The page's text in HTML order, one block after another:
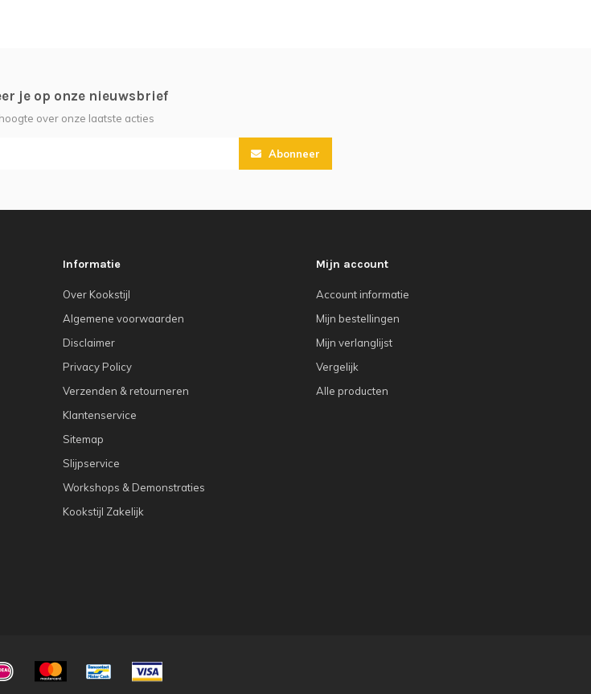
je op onze nieuwsbrief
over onze laatste acties
Abonneer
Informatie
Over Kookstijl
Algemene voorwaarden
Disclaimer
Privacy Policy
Verzenden & retourneren
Klantenservice
Sitemap
Slijpservice
Workshops & Demonstraties
Kookstijl Zakelijk
Mijn account
Account informatie
Mijn bestellingen
Mijn verlanglijst
Vergelijk
Alle producten